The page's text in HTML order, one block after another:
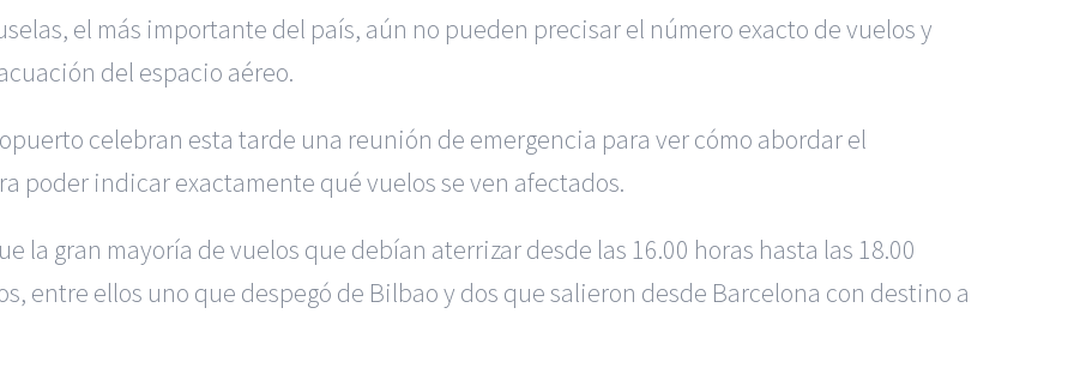
el más importante del país, aún no pueden precisar el número exacto de vuelos y
del espacio aéreo.
celebran esta tarde una reunión de emergencia para ver cómo abordar el
poder indicar exactamente qué vuelos se ven afectados.
la gran mayoría de vuelos que debían aterrizar desde las 16.00 horas hasta las 18.00
entre ellos uno que despegó de Bilbao y dos que salieron desde Barcelona con destino a